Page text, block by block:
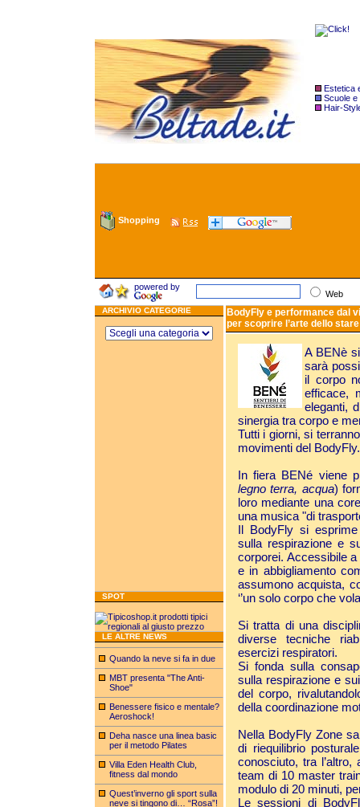
Estetica
Scuole e
Hair-
Shopping
powered by
Web
ARCHIVIO CATEGORIE
SPOT
LE ALTRE NEWS
Quando la neve si fa in due
MBT presenta "The Anti-
Shoe"
Benessere fisico e mentale?
Aeroshock!
Deha nasce una linea basic
per il metodo Pilates
Villa Eden Health Club,
fitness dal mondo
Quest’inverno gli sport sulla
neve si tingono di… “Rosa”!
BodyFly e performance dal
per scoprire l’arte dello
A BENè
sarà
il corpo
efficace,
eleganti,
sinergia tra corpo e
Tutti i giorni, si
movimenti del BodyFly.
In fiera BENé viene
legno terra, acqua)
loro mediante una
una musica "di
Il BodyFly si esprime
sulla respirazione e
corporei. Accessibile a
e in abbigliamento
assumono acquista,
‘’un solo corpo che
Si tratta di una
diverse tecniche
esercizi respiratori.
Si fonda sulla
sulla respirazione e
del corpo,
della coordinazione
Nella BodyFly Zone
di riequilibrio
conosciuto, tra
team di 10 master
modulo di 20 minuti,
Le sessioni di